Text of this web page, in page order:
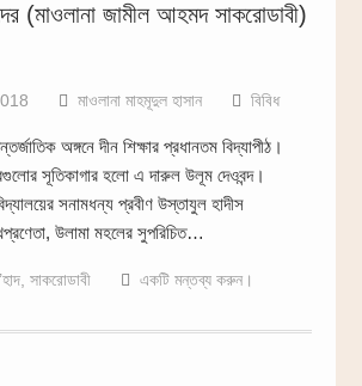
(মাওলানা জামীল আহমদ সাকরোডাবী)
মাওলানা মাহমূদুল হাসান বিবিধ
অঙ্গনে দীন শিক্ষার প্রধানতম বিদ্যাপীঠ।
সূতিকাগার হলো এ দারুল উলূম দেওবন্দ।
সনামধন্য প্রবীণ উস্তাযুল হাদীস
উলামা মহলের সুপরিচিত…
, সাকরোডাবী একটি মন্তব্য করুন।